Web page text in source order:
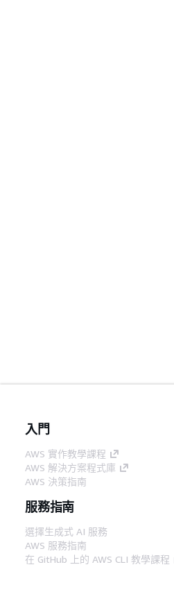
入門
AWS 實作教學課程
AWS 解決方案程式庫
AWS 決策指南
服務指南
選擇生成式 AI 服務
AWS 服務指南
在 GitHub 上的 AWS CLI 教學課程